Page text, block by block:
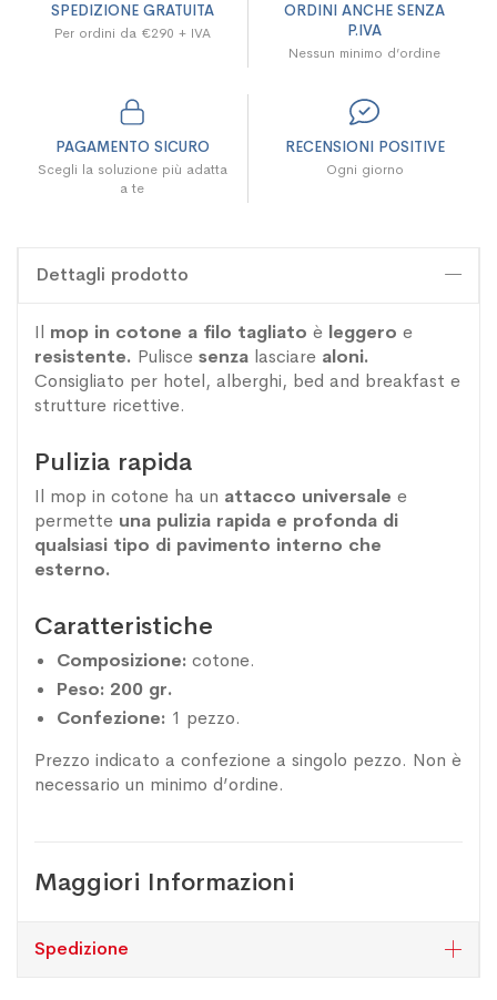
SPEDIZIONE GRATUITA
Per ordini da €290 + IVA
ORDINI ANCHE SENZA
P.IVA
Nessun minimo d’ordine
PAGAMENTO SICURO
Scegli la soluzione più adatta
a te
RECENSIONI POSITIVE
Ogni giorno
Dettagli prodotto
Il mop in cotone a filo tagliato è leggero e
resistente. Pulisce senza lasciare aloni.
Consigliato per hotel, alberghi, bed and breakfast e
strutture ricettive.
Pulizia rapida
Il mop in cotone ha un attacco universale e
permette una pulizia rapida e profonda di
qualsiasi tipo di pavimento interno che
esterno.
Caratteristiche
Composizione: cotone.
Peso: 200 gr.
Confezione: 1 pezzo.
Prezzo indicato a confezione a singolo pezzo. Non è
necessario un minimo d’ordine.
Maggiori Informazioni
Spedizione